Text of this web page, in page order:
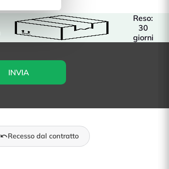
Reso:
30
giorni
Recesso dal contratto